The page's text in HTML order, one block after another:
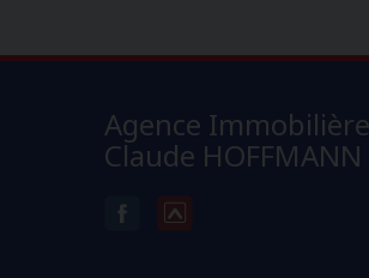
Agence Immobilière
Claude HOFFMANN